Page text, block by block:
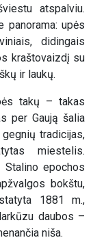
atspalviu.
upės
didingais
kraštovaizdį su
ir laukų.
takų – takas
per Gaują šalia
tradicijas,
miestelis.
epochos
bokštu,
1881 m.,
daubos –
niša.